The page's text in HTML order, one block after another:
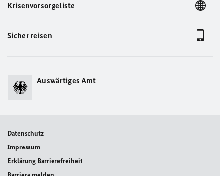
Krisenvorsorgeliste
Sicher reisen
Auswärtiges Amt
Datenschutz
Impressum
Erklärung Barrierefreiheit